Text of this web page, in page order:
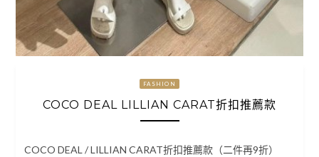
FASHION
COCO DEAL LILLIAN CARAT折扣推薦款
COCO DEAL / LILLIAN CARAT折扣推薦款（二件再9折）